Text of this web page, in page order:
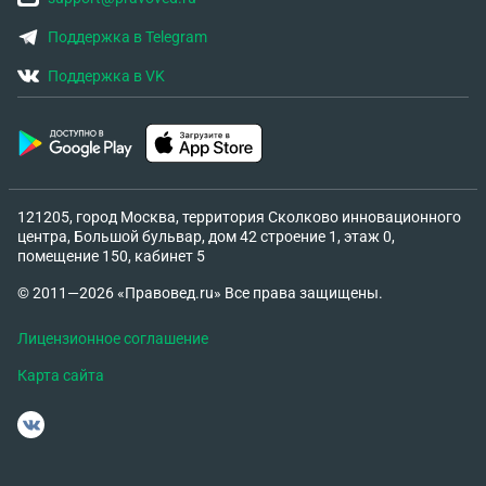
Поддержка в Telegram
Поддержка в VK
121205, город Москва, территория Сколково инновационного
центра, Большой бульвар, дом 42 строение 1, этаж 0,
помещение 150, кабинет 5
© 2011—2026 «Правовед.ru» Все права защищены.
Лицензионное соглашение
Карта сайта